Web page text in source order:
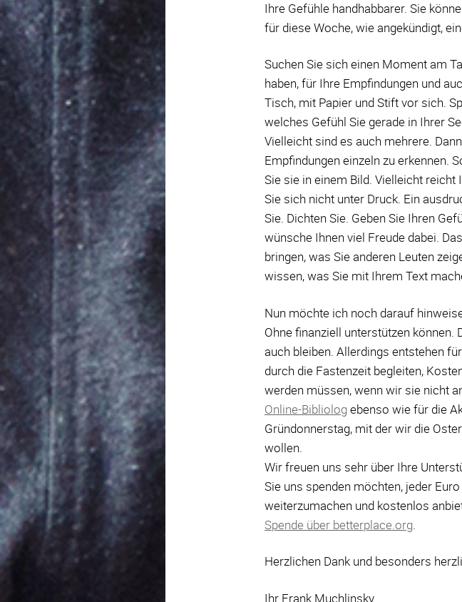
Ihre Gefühle handhabbarer. Sie
für diese Woche, wie angekündigt,
Suchen Sie sich einen Moment am
haben, für Ihre Empfindungen und
Tisch, mit Papier und Stift vor sich.
welches Gefühl Sie gerade in Ihrer
Vielleicht sind es auch mehrere.
Empfindungen einzeln zu erkennen.
Sie sie in einem Bild. Vielleicht reicht
Sie sich nicht unter Druck. Ein
Sie. Dichten Sie. Geben Sie Ihren
wünsche Ihnen viel Freude dabei.
bringen, was Sie anderen Leuten
wissen, was Sie mit Ihrem Text
Nun möchte ich noch darauf
Ohne finanziell unterstützen
auch bleiben. Allerdings entstehen
durch die Fastenzeit begleiten,
werden müssen, wenn wir sie nicht
Online-Bibliolog ebenso wie für die
Gründonnerstag, mit der wir die
wollen.
Wir freuen uns sehr über Ihre
Sie uns spenden möchten, jeder
weiterzumachen und kostenlos
Spende über betterplace.org
Herzlichen Dank und besonders
Ihr Frank Muchlinsky